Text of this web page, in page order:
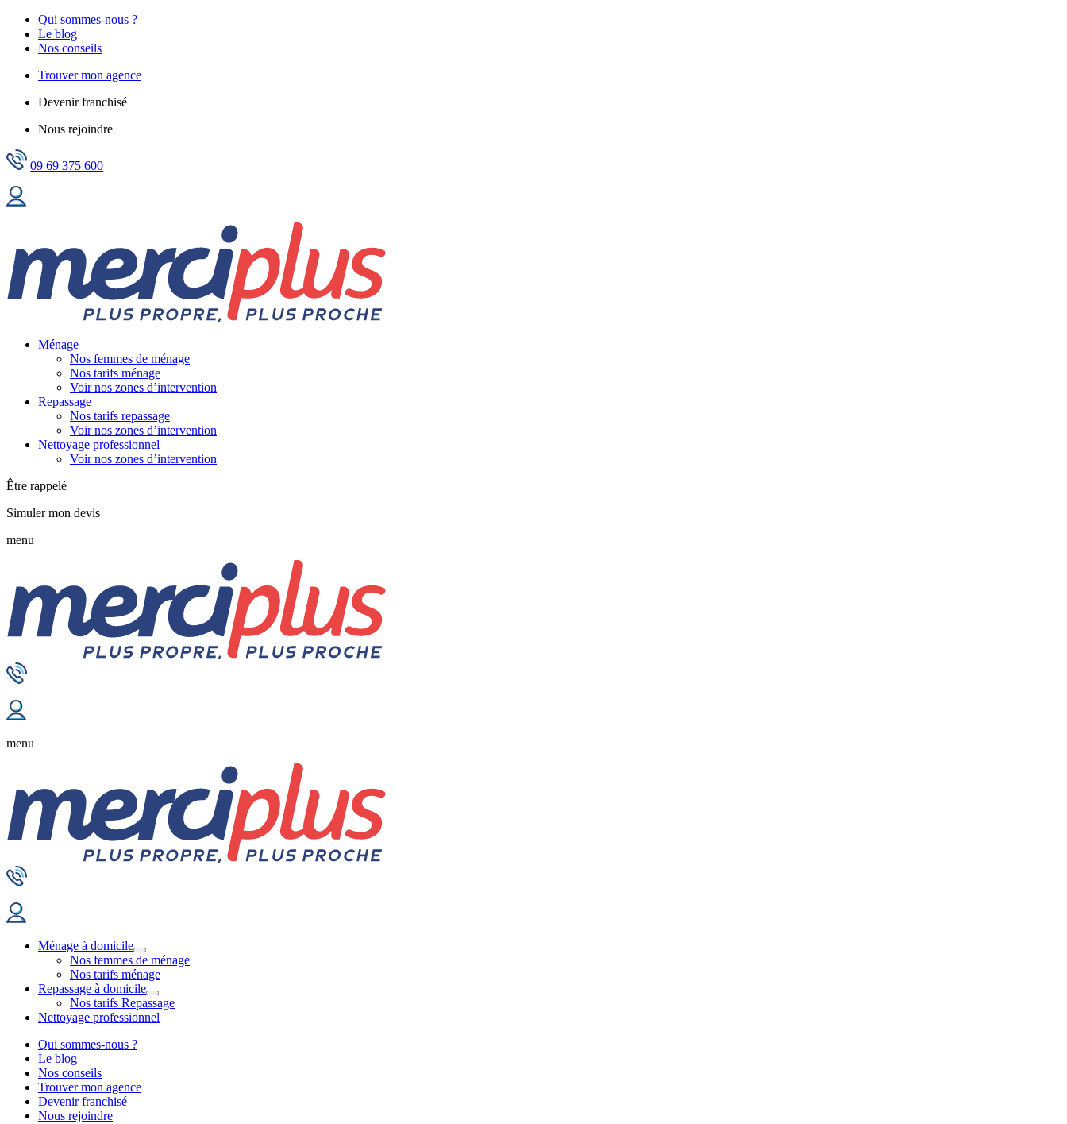
Qui sommes-nous ?
Le blog
Nos conseils
Trouver mon agence
Devenir franchisé
Nous rejoindre
09 69 375 600
Ménage
Nos femmes de ménage
Nos tarifs ménage
Voir nos zones d’intervention
Repassage
Nos tarifs repassage
Voir nos zones d’intervention
Nettoyage professionnel
Voir nos zones d’intervention
Être rappelé
Simuler mon devis
menu
menu
Ménage à domicile
Nos femmes de ménage
Nos tarifs ménage
Repassage à domicile
Nos tarifs Repassage
Nettoyage professionnel
Qui sommes-nous ?
Le blog
Nos conseils
Trouver mon agence
Devenir franchisé
Nous rejoindre